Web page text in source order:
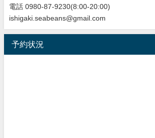
電話 0980-87-9230(8:00-20:00)
ishigaki.seabeans@gmail.com
予約状況